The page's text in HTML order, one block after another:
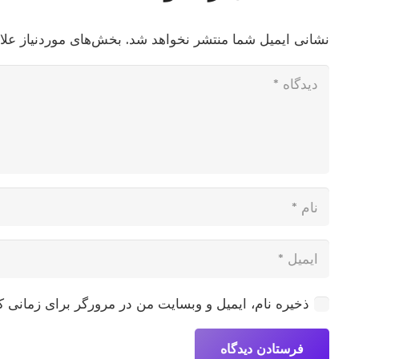
نشانی ایمیل شما منتشر نخواهد شد. بخش‌های موردنیاز
ذخیره نام، ایمیل و وبسایت من در مرورگر برای
فرستادن دیدگاه